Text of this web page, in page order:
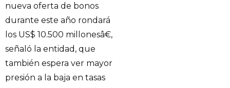
nueva oferta de bonos
durante este año rondará
los US$ 10.500 millonesâ€,
señaló la entidad, que
también espera ver mayor
presión a la baja en tasas